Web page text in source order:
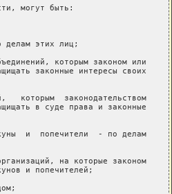
могут быть:
делам этих лиц;
которым законом или
законные интересы своих
которым  законодательством
в суде права и законные
и  попечители  - по делам
на которые законом
и попечителей;